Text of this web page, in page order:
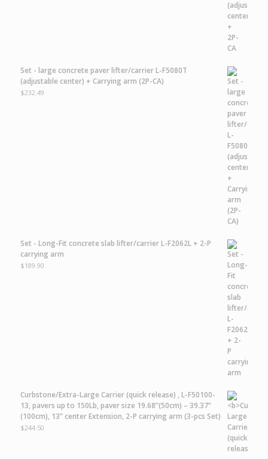
Set - large concrete paver lifter/carrier L-F5080T
(adjustable center) + Carrying arm (2P-CA)
$232.49
Set - Long-Fit concrete slab lifter/carrier L-F2062L + 2-P
carrying arm
$189.90
Curbstone/Extra-Large Carrier(quick release) ,L-F50100-
13,pavers up to 150Lb, paver size 19.68”(50cm) – 39.37”
(100cm), 13” center Extension, 2-P carrying arm (3-pcs Set)
$244.50